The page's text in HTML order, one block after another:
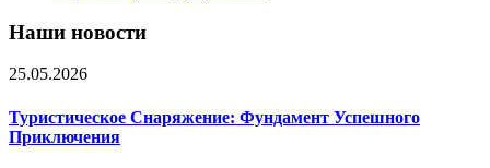
Наши новости
25.05.2026
Туристическое Снаряжение: Фундамент Успешного
Приключения